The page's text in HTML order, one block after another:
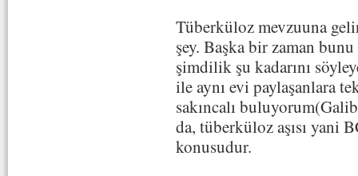
Tüberküloz mevzuuna
şey. Başka bir zaman bunu
şimdilik şu kadarını
ile aynı evi paylaşanlara
sakıncalı
da, tüberküloz aşısı yani
konusudur.